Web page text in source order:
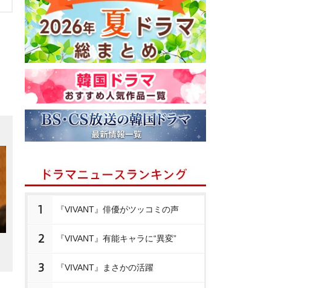
1 『VIVANT』俳優がツッコミの声
2 『VIVANT』有能キャラに“異変”
3 『VIVANT』まさかの活躍